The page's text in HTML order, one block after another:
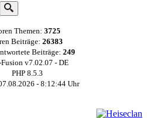
Themen: 3725
Beiträge: 26383
Beiträge: 249
Fusion v7.02.07 - DE
PHP 8.5.3
- 8:12:44Uhr